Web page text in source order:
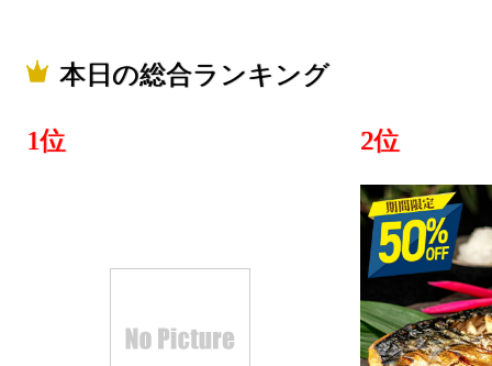
本日の総合ランキング
1位 2位